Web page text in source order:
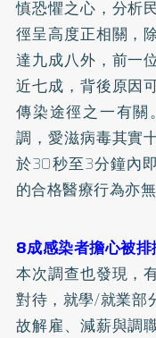
慎恐懼之心，分析
徑呈高度正相關，
達九成八外，前一
近七成，背後原因
傳染途徑之一有
調，愛滋病毒其實
於30秒至3分鐘內
的合格醫療行為亦
8成感染者擔心被
本次調查也發現，
對待，就學/就業部
故解雇、減薪與調